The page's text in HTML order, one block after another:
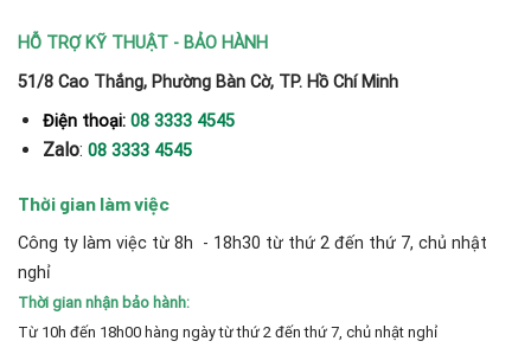
HỖ TRỢ KỸ THUẬT - BẢO HÀNH
51/8 Cao Thắng, Phường Bàn Cờ, TP. Hồ Chí Minh
Điện thoại: 08 3333 4545
Zalo: 08 3333 4545
Thời gian làm việc
Công ty làm việc từ 8h - 18h30 từ thứ 2 đến thứ 7, chủ nhật
nghỉ
Thời gian nhận bảo hành:
Từ 10h đến 18h00 hàng ngày từ thứ 2 đến thứ 7, chủ nhật nghỉ